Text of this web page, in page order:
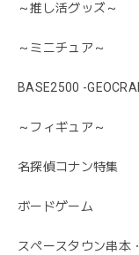
～推し活グッズ～
～ミニチュア～
BASE2500 -
～フィギュア～
名探偵コナン特集
ボードゲーム
スペースタウン串本